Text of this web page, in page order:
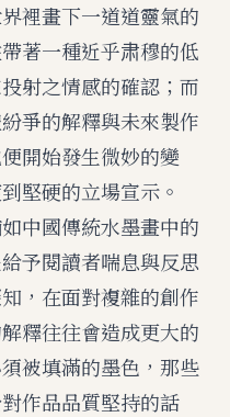
裡畫下一道道靈氣的
著一種近乎肃穆的低
射之情感的確認；而
爭的解釋與未來製作
開始發生微妙的變
堅硬的立場宣示。
中國傳統水墨畫中的
予閱讀者喘息與反思
，在面對複雜的創作
釋往往會造成更大的
被填滿的墨色，那些
作品品質堅持的話